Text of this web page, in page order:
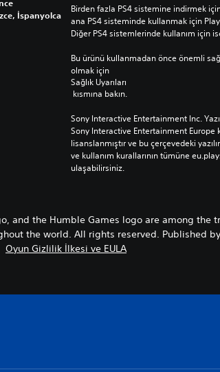
İspanyolca
Birden fazla PS4 sistemine indirmek
ana PS4 sisteminde kullanmak için
Diğer PS4 sistemlerinde kullanım için
Bu ürünü kullanmadan önce önemli
olmak için
Sağlık Uyarıları
kısmına bakın.
Sony Interactive Entertainment Inc.
Sony Interactive Entertainment Europe
lisanslanmıştır ve bu çerçevedeki
ve kullanım kurallarının tümüne
ulaşabilirsiniz.
and the Humble Games logo are among the
the world. All rights reserved. Published
Oyun Gizlilik İlkesi ve EULA